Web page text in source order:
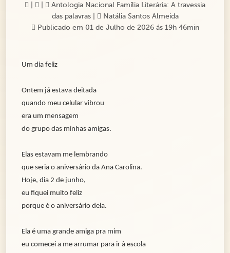
Antologia Nacional Família Literária: A travessia
das palavras|
Natália Santos Almeida
Publicado em 01 de Julho de 2026 ás 19h 46min
Um dia feliz
Ontem já estava deitada
quando meu celular vibrou
era um mensagem
do grupo das minhas amigas.
Elas estavam me lembrando
que seria o aniversário da Ana Carolina.
Hoje, dia 2 de junho,
eu fiquei muito feliz
porque é o aniversário dela.
Ela é uma grande amiga pra mim
eu comecei a me arrumar para ir à escola